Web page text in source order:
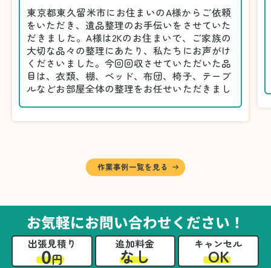
東京都東久留米市にお住まいのA様からご依頼
をいただき、遺品整理のお手伝いをさせていた
だきました。A様は2Kのお住まいで、ご家族の
大切な品々の整理にあたり、私たちにお声がけ
くださいました。今回回収させていただいた品
目は、衣類、棚、ベッド、布団、椅子、テーブ
ルなどお部屋全体の整理をお任せいただきまし
に仕分けしました。
A様から「手際よく進めてくれて助かりまし
るのは難しかったと思います」との温かいお言
葉をいただきました。遺品整理という心の負担
が大きい作業において、少しでもA様の力にな
れたことをスタッフ一同嬉しく思います。
作業事例一覧を見る
お気軽にお問い合わせください！
出張見積り
0円
追加料金
なし
キャンセル
OK